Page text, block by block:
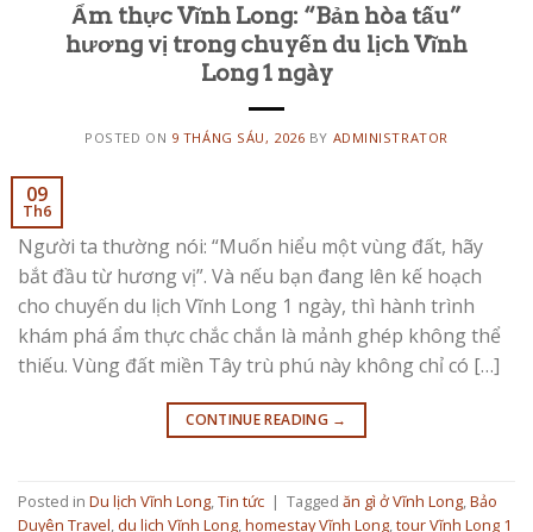
Ẩm thực Vĩnh Long: “Bản hòa tấu”
hương vị trong chuyến du lịch Vĩnh
Long 1 ngày
POSTED ON 9 THÁNG SÁU, 2026 BY ADMINISTRATOR
09
Th6
Người ta thường nói: “Muốn hiểu một vùng đất, hãy
bắt đầu từ hương vị”. Và nếu bạn đang lên kế hoạch
cho chuyến du lịch Vĩnh Long 1 ngày, thì hành trình
khám phá ẩm thực chắc chắn là mảnh ghép không thể
thiếu. Vùng đất miền Tây trù phú này không chỉ có […]
CONTINUE READING →
Posted in Du lịch Vĩnh Long,Tin tức | Tagged ăn gì ở Vĩnh Long,Bảo
Duyên Travel, du lịch Vĩnh Long,homestay Vĩnh Long,tour Vĩnh Long 1